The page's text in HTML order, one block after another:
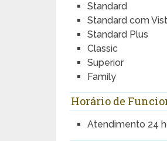
Standard
Standard com
Standard Plus
Classic
Superior
Family
Horário de
Atendimento 24